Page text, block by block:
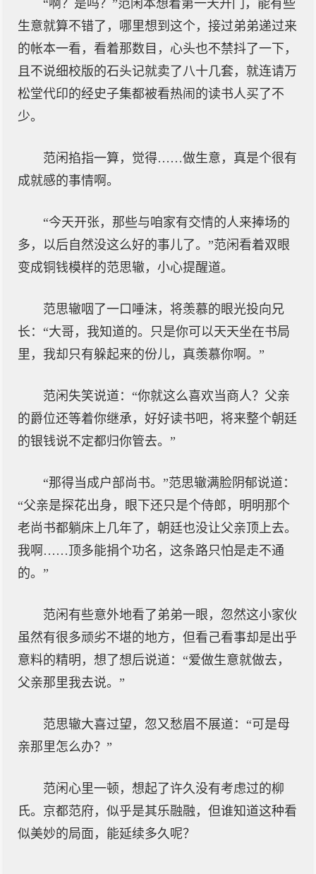
“啊？是吗？”范闲本想着第一天开门，能有些
生意就算不错了，哪里想到这个，接过弟弟递过来
的帐本一看，看着那数目，心头也不禁抖了一下，
且不说细校版的石头记就卖了八十几套，就连请万
松堂代印的经史子集都被看热闹的读书人买了不
少。
范闲掐指一算，觉得……做生意，真是个很有
成就感的事情啊。
“今天开张，那些与咱家有交情的人来捧场的
多，以后自然没这么好的事儿了。”范闲看着双眼
变成铜钱模样的范思辙，小心提醒道。
范思辙咽了一口唾沫，将羡慕的眼光投向兄
长：“大哥，我知道的。只是你可以天天坐在书局
里，我却只有躲起来的份儿，真羡慕你啊。”
范闲失笑说道：“你就这么喜欢当商人？父亲
的爵位还等着你继承，好好读书吧，将来整个朝廷
的银钱说不定都归你管去。”
“那得当成户部尚书。”范思辙满脸阴郁说道：
“父亲是探花出身，眼下还只是个侍郎，明明那个
老尚书都躺床上几年了，朝廷也没让父亲顶上去。
我啊……顶多能捐个功名，这条路只怕是走不通
的。”
范闲有些意外地看了弟弟一眼，忽然这小家伙
虽然有很多顽劣不堪的地方，但看己看事却是出乎
意料的精明，想了想后说道：“爱做生意就做去，
父亲那里我去说。”
范思辙大喜过望，忽又愁眉不展道：“可是母
亲那里怎么办？”
范闲心里一顿，想起了许久没有考虑过的柳
氏。京都范府，似乎是其乐融融，但谁知道这种看
似美妙的局面，能延续多久呢？